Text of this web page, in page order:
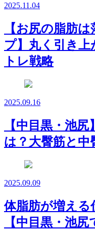
2025.11.04
【お尻の脂肪
プ】丸く引き
トレ戦略
2025.09.16
【中目黒・池
は？大臀筋と中
2025.09.09
体脂肪が増える
【中目黒・池